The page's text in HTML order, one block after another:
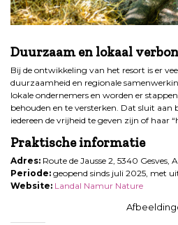
Duurzaam en lokaal
Bij de ontwikkeling van het resort is er
duurzaamheid en regionale
lokale ondernemers en worden er
behouden en te versterken. Dat sluit aan
iedereen de vrijheid te geven zijn of haar
Praktische informatie
Adres: Route de Jausse 2, 5340 Gesves,
Periode: geopend sinds juli 2025, met
Website: Landal Namur Nature